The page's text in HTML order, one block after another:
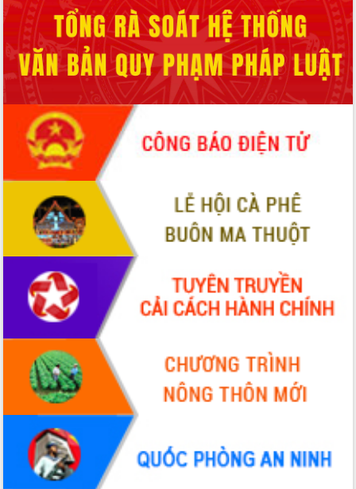
Hội thảo khoa học “Giải pháp thúc đẩy
phát triển nền kinh tế xanh tại tỉnh
Đắk Lắk”
Tăng cường giám sát, đôn đốc thực
hiện nhiệm vụ quản lý tài sản công
hàng tuần
Tháo gỡ những vướng mắc, đẩy mạnh
công tác cải cách thủ tục hành chính
tại Trung tâm Phục vụ hành chính
công tỉnh
Đắk Lắk: Tôn vinh 46 giải pháp tại Hội
thi Sáng tạo Kỹ thuật 2024 - 2025
Đắk Lắk rà soát, điều chỉnh Đề án 190
về phát triển nuôi trồng thủy sản
Phó Chủ tịch UBND tỉnh Đắk Lắk
Trương Công Thái kiểm tra thực địa
Dự án cao tốc Khánh Hòa - Buôn Ma
Thuột
Định vị cà phê Việt Nam như một “di
sản sống” trong dòng chảy toàn cầu
Xây dựng nông thôn mới: Nâng cao đời
sống người dân từ những mô hình thiết
thực
Quyết liệt tháo gỡ vướng mắc, đẩy
nhanh tiến độ các dự án trọng điểm
trong Khu kinh tế Nam Phú Yên
Hòn Yến phát triển du lịch gắn với bảo
tồn biển